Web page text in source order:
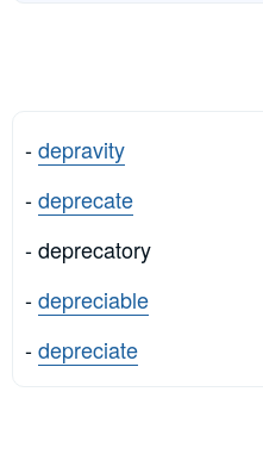
-depravity
-deprecate
- deprecatory
-depreciable
-depreciate